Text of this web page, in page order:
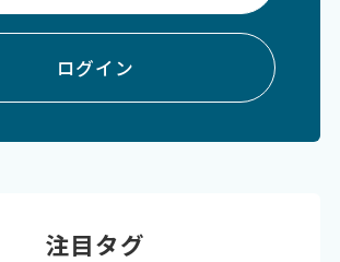
ログイン
注目タグ